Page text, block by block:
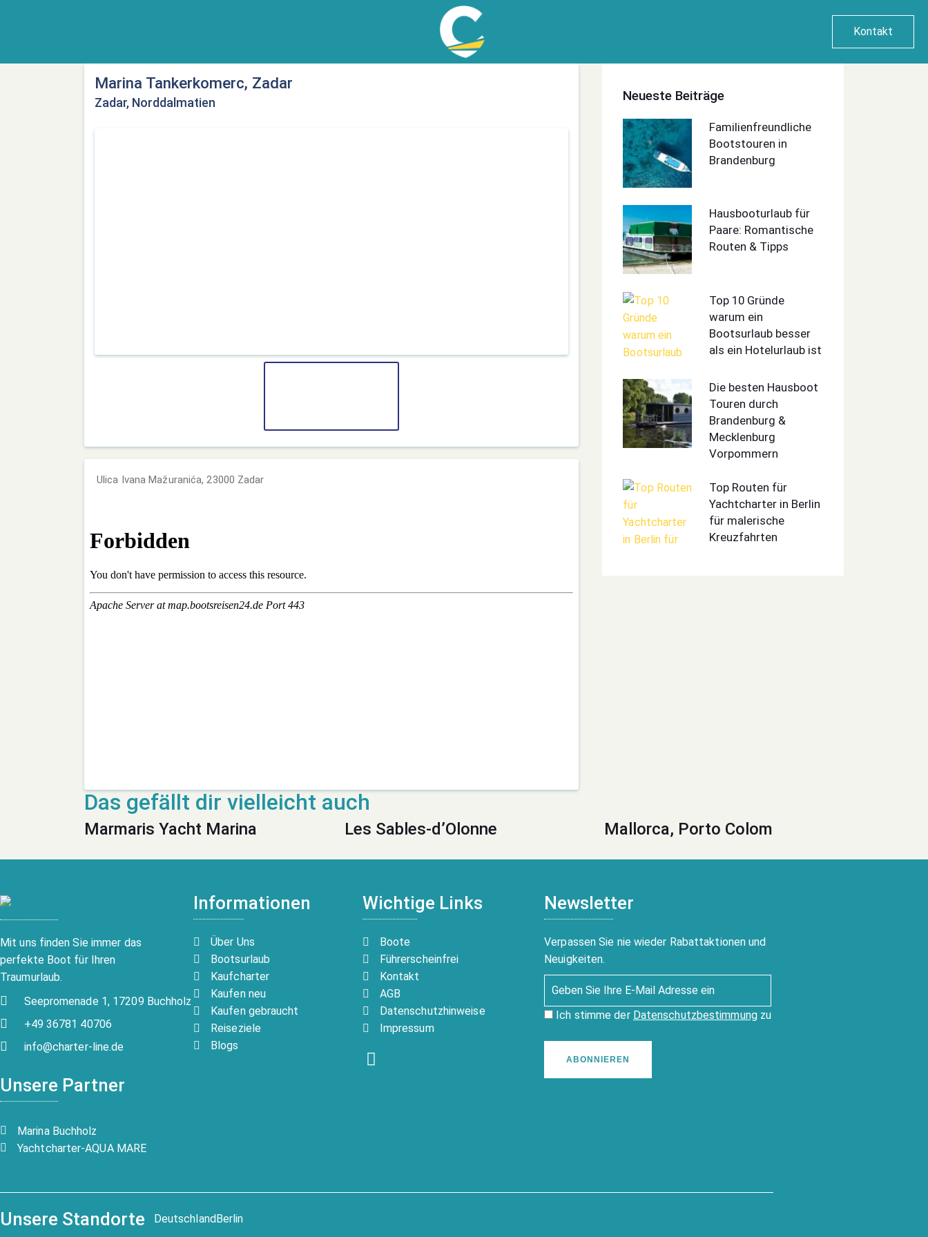
Kontakt
Marina Tankerkomerc, Zadar
Zadar, Norddalmatien
Ulica Ivana Mažuranića, 23000 Zadar
Neueste Beiträge
Familienfreundliche
Bootstouren in
Brandenburg
Hausbooturlaub für
Paare: Romantische
Routen & Tipps
Top 10 Gründe
warum ein
Bootsurlaub besser
als ein Hotelurlaub ist
Die besten Hausboot
Touren durch
Brandenburg &
Mecklenburg
Vorpommern
Top Routen für
Yachtcharter in Berlin
für malerische
Kreuzfahrten
Marmaris Yacht Marina Les Sables-d’Olonne Mallorca, Porto Colom
Mit uns finden Sie immer das
perfekte Boot für Ihren
Traumurlaub.
Seepromenade 1, 17209 Buchholz
+49 36781 40706
info@charter-line.de
Unsere Partner
Marina Buchholz
Yachtcharter-AQUA MARE
Informationen
Über Uns
Bootsurlaub
Kaufcharter
Kaufen neu
Kaufen gebraucht
Reiseziele
Blogs
Wichtige Links
Boote
Führerscheinfrei
Kontakt
AGB
Datenschutzhinweise
Impressum
Newsletter
Verpassen Sie nie wieder Rabattaktionen und
Neuigkeiten.
Ich stimme der Datenschutzbestimmungzu
ABONNIEREN
Unsere Standorte DeutschlandBerlin